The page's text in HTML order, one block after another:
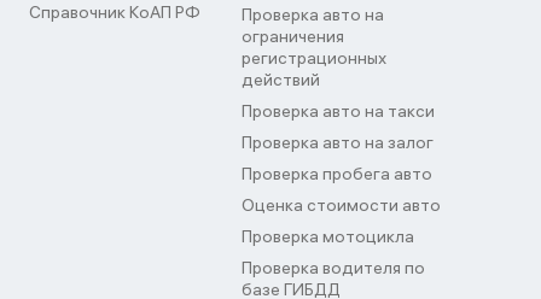
Справочник КоАП РФ
Проверка авто на
ограничения
регистрационных
действий
Проверка авто на такси
Проверка авто на залог
Проверка пробега авто
Оценка стоимости авто
Проверка мотоцикла
Проверка водителя по
базе ГИБДД